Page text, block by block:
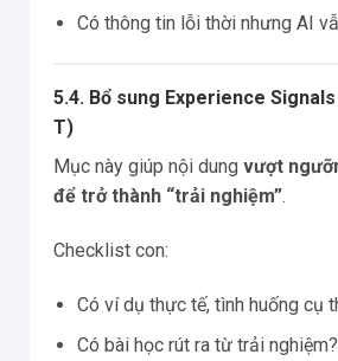
Có thông tin lỗi thời nhưng AI
5.4. Bổ sung Experience
T)
Mục này giúp nội dung vượt
để trở thành “trải nghiệm”.
Checklist con:
Có ví dụ thực tế, tình huống cụ
Có bài học rút ra từ trải nghiệm?